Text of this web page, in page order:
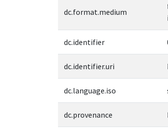
dc.format.medium
dc.identifier
dc.identifier.uri
dc.language.iso
dc.provenance